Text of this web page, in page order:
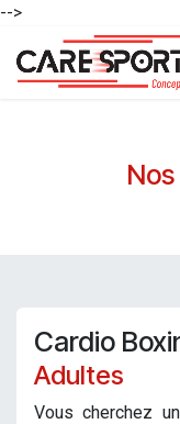
-->
Se rendre au contenu
Cardio
Adultes
Vous cherchez